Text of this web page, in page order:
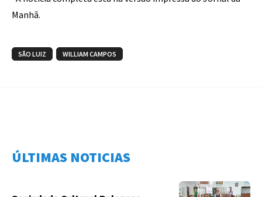
Manhã.
SÃO LUIZ WILLIAM CAMPOS
ÚLTIMAS NOTICIAS